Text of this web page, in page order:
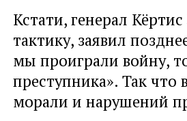
Кстати, генерал
тактику, заявил
мы проиграли войну,
преступника». Так что
морали и нарушений